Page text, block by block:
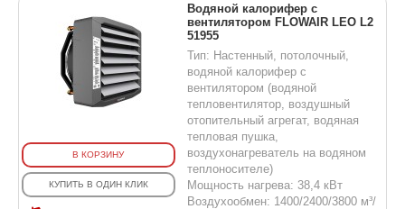
В КОРЗИНУ
КУПИТЬ В ОДИН КЛИК
Водяной калорифер с
вентилятором FLOWAIR LEO L2
51955
Тип: Настенный, потолочный,
водяной калорифер с
вентилятором (водяной
тепловентилятор, воздушный
отопительный агрегат, водяная
тепловая пушка,
воздухонагреватель на водяном
теплоносителе)
Мощность нагрева: 38,4 кВт
Воздухообмен: 1400/2400/3800 м³/